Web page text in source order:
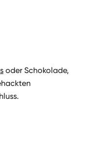
oder Schokolade,